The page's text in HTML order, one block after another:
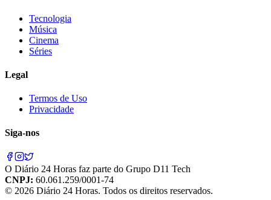
Tecnologia
Música
Cinema
Séries
Legal
Termos de Uso
Privacidade
Siga-nos
O Diário 24 Horas faz parte do Grupo D11 Tech
CNPJ: 60.061.259/0001-74
© 2026 Diário 24 Horas. Todos os direitos reservados.